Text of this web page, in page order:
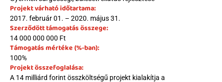
Projekt várható időtartama:
2017. február 01. – 2020. május 31.
Szerződött támogatás összege:
14 000 000 000 Ft
Támogatás mértéke (%-ban):
100%
Projekt összefoglalása:
A 14 milliárd forint összköltségű projekt kialakítja a